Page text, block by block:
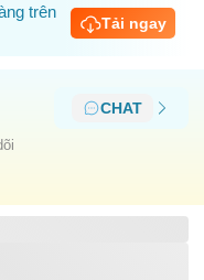
trên
Tải ngay
CHAT